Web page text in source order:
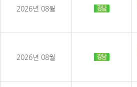
2026년 08월 강남
2026년 08월 강남